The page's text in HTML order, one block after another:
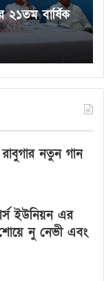
২১তম বার্ষিক
রাবুগার নতুন গান
ইউনিয়ন এর
শোয়ে নু নেভী এবং